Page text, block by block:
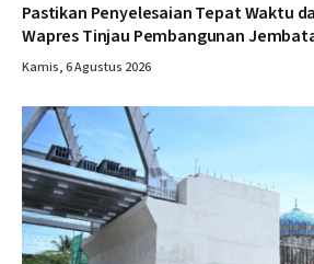
Pastikan Penyelesaian Tepat Waktu
Wapres Tinjau Pembangunan
Kamis, 6 Agustus 2026